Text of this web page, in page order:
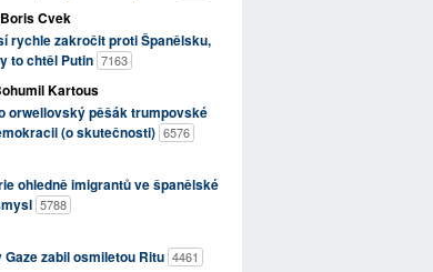
Boris Cvek
rychle zakročit proti Španělsku,
to chtěl Putin 7163
Kartous
orwellovský pěšák trumpovské
(o skutečnosti) 6576
ohledně imigrantů ve španělské
5788
Gaze zabil osmiletou Ritu 4461